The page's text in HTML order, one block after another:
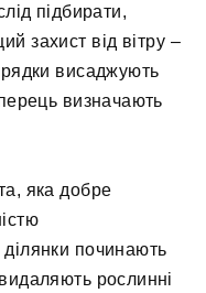
підбирати,
захист від вітру –
висаджують
визначають
яка добре
починають
рослинні